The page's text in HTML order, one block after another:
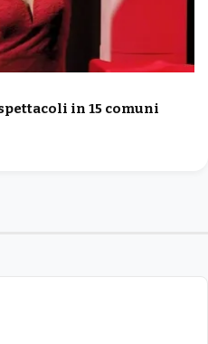
in 15 comuni